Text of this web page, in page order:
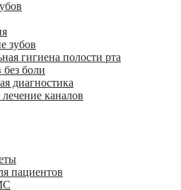
зубов
гигиена полости рта
без боли
диагностика
каналов
пациентов